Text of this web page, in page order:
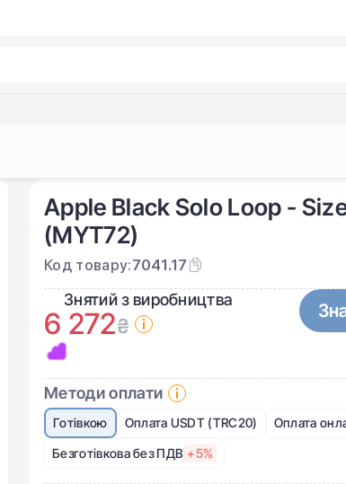
Apple Black Solo Loop -
(MYT72)
Код товару:7041.17
Знятий з виробництва
6 272₴
Методи оплати
Готівкою Оплата USDT (TRC20) Оплата
Безготівкова без ПДВ +5%